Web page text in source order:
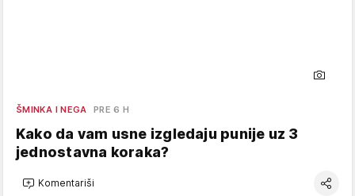
ŠMINKA I NEGA PRE 6 H
Kako da vam usne izgledaju punije uz 3
jednostavna koraka?
Komentariši